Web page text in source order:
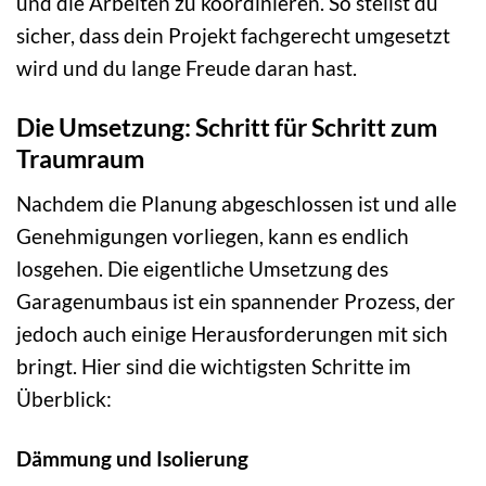
sicher, dass dein Projekt fachgerecht umgesetzt
wird und du lange Freude daran hast.
Die Umsetzung: Schritt für Schritt zum
Traumraum
Nachdem die Planung abgeschlossen ist und alle
Genehmigungen vorliegen, kann es endlich
losgehen. Die eigentliche Umsetzung des
Garagenumbaus ist ein spannender Prozess, der
jedoch auch einige Herausforderungen mit sich
bringt. Hier sind die wichtigsten Schritte im
Überblick:
Dämmung und Isolierung